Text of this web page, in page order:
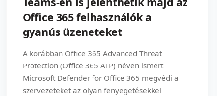
Office 365 felhasználók a
gyanús üzeneteket
A korábban Office 365 Advanced Threat
Protection (Office 365 ATP) néven ismert
Microsoft Defender for Office 365 megvédi a
szervezeteket az olyan fenyegetésekkel